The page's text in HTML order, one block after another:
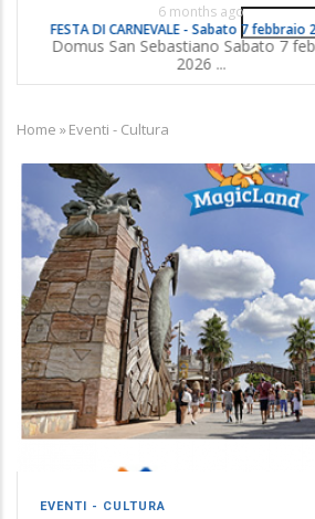
6 months ago
FESTA DI CARNEVALE - Sabato 7 febbraio
Domus San Sebastiano Sabato 7
2026 ...
Search
Breadcrumb
Home »Eventi - Cultura
EVENTI - CULTURA